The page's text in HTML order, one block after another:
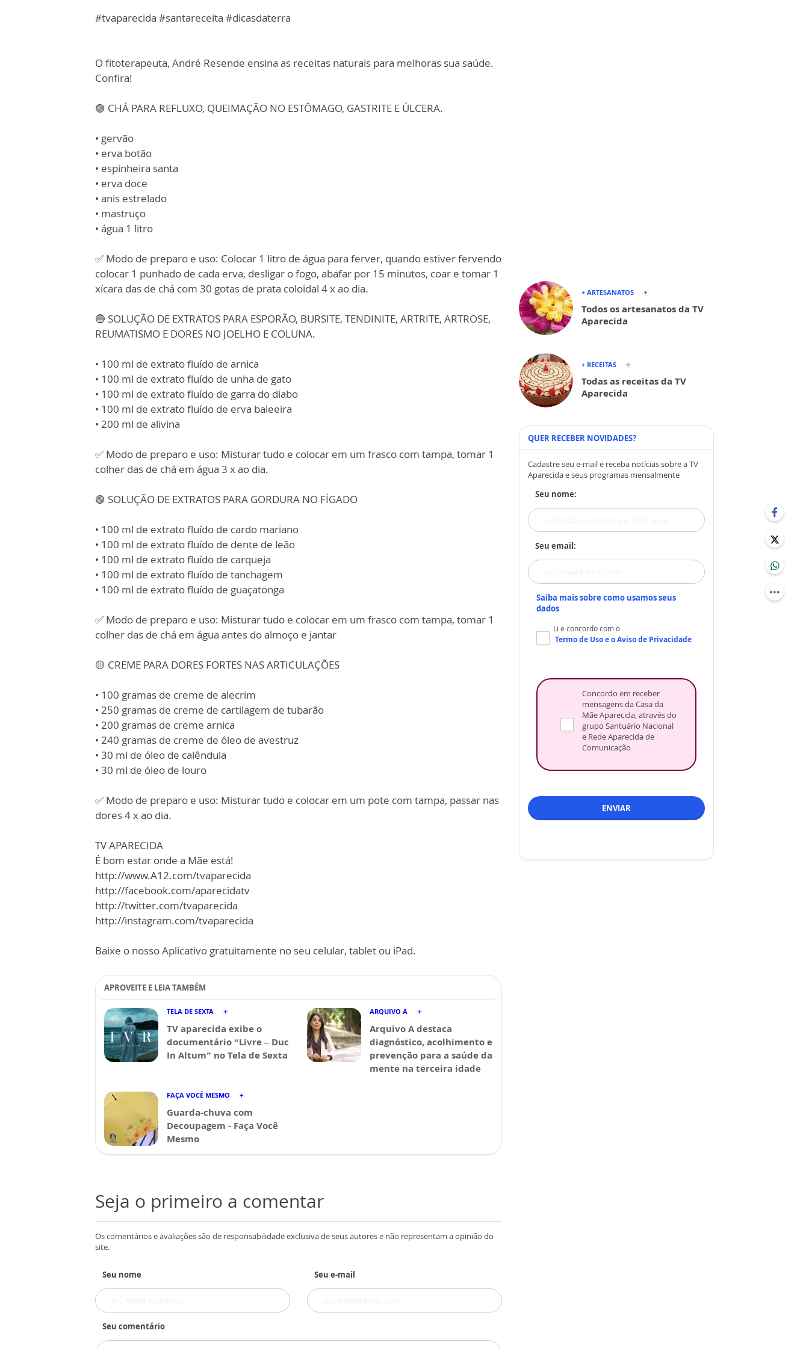
#tvaparecida #santareceita #dicasdaterra
O fitoterapeuta, André Resende ensina as receitas naturais para melhoras sua saúde.
Confira!
🟣 CHÁ PARA REFLUXO, QUEIMAÇÃO NO ESTÔMAGO, GASTRITE E ÚLCERA.
• gervão
• erva botão
• espinheira santa
• erva doce
• anis estrelado
• mastruço
• água 1 litro
✅ Modo de preparo e uso: Colocar 1 litro de água para ferver, quando estiver fervendo
colocar 1 punhado de cada erva, desligar o fogo, abafar por 15 minutos, coar e tomar 1
xícara das de chá com 30 gotas de prata coloidal 4 x ao dia.
🔵 SOLUÇÃO DE EXTRATOS PARA ESPORÃO, BURSITE, TENDINITE, ARTRITE, ARTROSE,
REUMATISMO E DORES NO JOELHO E COLUNA.
• 100 ml de extrato fluído de arnica
• 100 ml de extrato fluído de unha de gato
• 100 ml de extrato fluído de garra do diabo
• 100 ml de extrato fluído de erva baleeira
• 200 ml de alivina
✅ Modo de preparo e uso: Misturar tudo e colocar em um frasco com tampa, tomar 1
colher das de chá em água 3 x ao dia.
🟢 SOLUÇÃO DE EXTRATOS PARA GORDURA NO FÍGADO
• 100 ml de extrato fluído de cardo mariano
• 100 ml de extrato fluído de dente de leão
• 100 ml de extrato fluído de carqueja
• 100 ml de extrato fluído de tanchagem
• 100 ml de extrato fluído de guaçatonga
✅ Modo de preparo e uso: Misturar tudo e colocar em um frasco com tampa, tomar 1
colher das de chá em água antes do almoço e jantar
🟡 CREME PARA DORES FORTES NAS ARTICULAÇÕES
• 100 gramas de creme de alecrim
• 250 gramas de creme de cartilagem de tubarão
• 200 gramas de creme arnica
• 240 gramas de creme de óleo de avestruz
• 30 ml de óleo de calêndula
• 30 ml de óleo de louro
✅ Modo de preparo e uso: Misturar tudo e colocar em um pote com tampa, passar nas
dores 4 x ao dia.
TV APARECIDA
É bom estar onde a Mãe está!
http://www.A12.com/tvaparecida
http://facebook.com/aparecidatv
http://twitter.com/tvaparecida
http://instagram.com/tvaparecida
Baixe o nosso Aplicativo gratuitamente no seu celular, tablet ou iPad.
APROVEITE E LEIA TAMBÉM
TELA DE SEXTA
TV aparecida exibe o
documentário “Livre – Duc
In Altum” no Tela de Sexta
ARQUIVO A
Arquivo A destaca
diagnóstico, acolhimento e
prevenção para a saúde da
mente na terceira idade
FAÇA VOCÊ MESMO
Guarda-chuva com
Decoupagem - Faça Você
Mesmo
Seja o primeiro a comentar
Os comentários e avaliações são de responsabilidade exclusiva de seus autores e não representam a opinião do
site.
Seu nome Seu e-mail
Seu comentário
+ ARTESANATOS
Todos os artesanatos da TV
Aparecida
+ RECEITAS
Todas as receitas da TV
Aparecida
QUER RECEBER NOVIDADES?
Cadastre seu e-mail e receba notícias sobre a TV
Aparecida e seus programas mensalmente
Seu nome:
Seu email:
Saiba mais sobre como usamos seus
dados
Li e concordo com o
Termo de Usoe oAviso de Privacidade
Concordo em receber
mensagens da Casa da
Mãe Aparecida, através do
grupo Santuário Nacional
e Rede Aparecida de
Comunicação
ENVIAR